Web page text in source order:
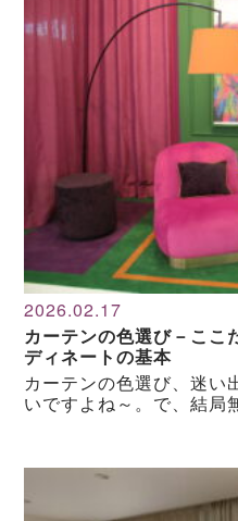
2026.02.17
カーテンの色選び－ここ
ディネートの基本
カーテンの色選び、迷い
いですよね～。で、結